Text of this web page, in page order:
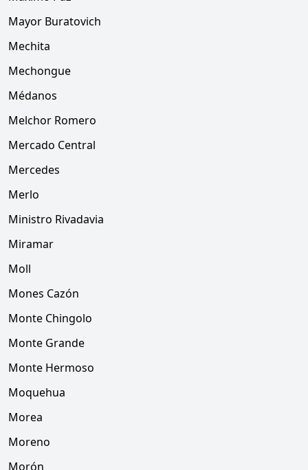
Mayor Buratovich
Mechita
Mechongue
Médanos
Melchor Romero
Mercado Central
Mercedes
Merlo
Ministro Rivadavia
Miramar
Moll
Mones Cazón
Monte Chingolo
Monte Grande
Monte Hermoso
Moquehua
Morea
Moreno
Morón